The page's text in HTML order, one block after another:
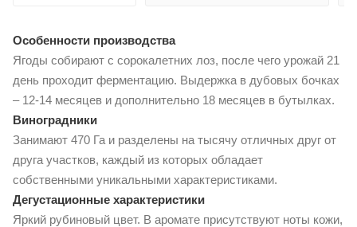
Особенности производства
Ягоды собирают с сорокалетних лоз, после чего урожай 21
день проходит ферментацию. Выдержка в дубовых бочках
– 12-14 месяцев и дополнительно 18 месяцев в бутылках.
Виноградники
Занимают 470 Га и разделены на тысячу отличных друг от
друга участков, каждый из которых обладает
собственными уникальными характеристиками.
Дегустационные характеристики
Яркий рубиновый цвет. В аромате присутствуют ноты кожи,